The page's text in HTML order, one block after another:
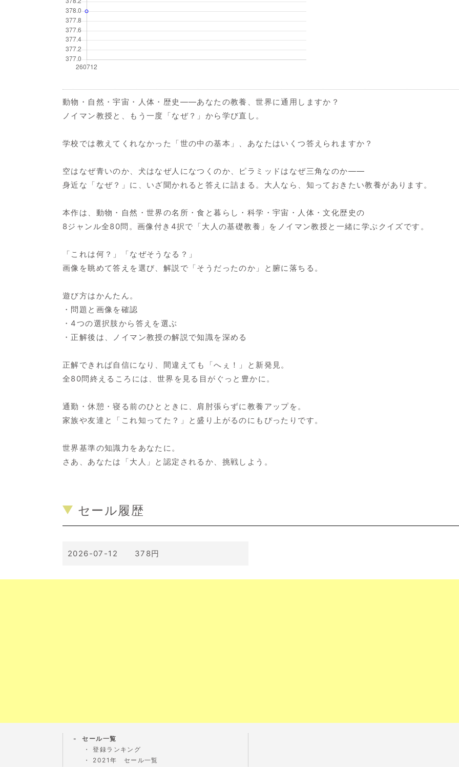
動物・自然・宇宙・人体・歴史——あなたの教養、世界に通用しますか？
ノイマン教授と、もう一度「なぜ？」から学び直し。
学校では教えてくれなかった「世の中の基本」、あなたはいくつ答えられますか？
空はなぜ青いのか、犬はなぜ人になつくのか、ピラミッドはなぜ三角なのか——
身近な「なぜ？」に、いざ聞かれると答えに詰まる。大人なら、知っておきたい教養があります。
本作は、動物・自然・世界の名所・食と暮らし・科学・宇宙・人体・文化歴史の
8ジャンル全80問。画像付き4択で「大人の基礎教養」をノイマン教授と一緒に学ぶクイズです。
「これは何？」「なぜそうなる？」
画像を眺めて答えを選び、解説で「そうだったのか」と腑に落ちる。
遊び方はかんたん。
・問題と画像を確認
・4つの選択肢から答えを選ぶ
・正解後は、ノイマン教授の解説で知識を深める
正解できれば自信になり、間違えても「へぇ！」と新発見。
全80問終えるころには、世界を見る目がぐっと豊かに。
通勤・休憩・寝る前のひとときに、肩肘張らずに教養アップを。
家族や友達と「これ知ってた？」と盛り上がるのにもぴったりです。
世界基準の知識力をあなたに。
さあ、あなたは「大人」と認定されるか、挑戦しよう。
セール履歴
2026-07-12 378円
セール一覧
登録ランキング
2021年 セール一覧